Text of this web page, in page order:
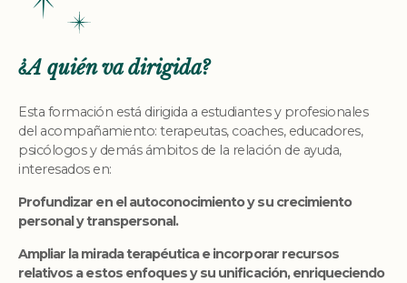
¿A quién va dirigida?
Esta formación está dirigida a estudiantes y profesionales
del acompañamiento: terapeutas, coaches, educadores,
psicólogos y demás ámbitos de la relación de ayuda,
interesados en:
Profundizar en el autoconocimiento y su crecimiento
personal y transpersonal.
Ampliar la mirada terapéutica e incorporar recursos
relativos a estos enfoques y su unificación, enriqueciendo